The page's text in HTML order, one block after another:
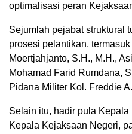
optimalisasi peran
​Sejumlah pejabat struktural
prosesi pelantikan,
Moertjahjanto, S.H., M.H.,
Mohamad Farid Rumdana,
Pidana Militer Kol. Freddie
Selain itu, hadir pula Kepala
Kepala Kejaksaan Negeri,